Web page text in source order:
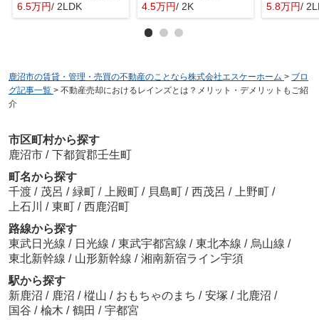
6.5万円/ 2LDK
4.5万円/ 2K
5.8万円/
鹿沼市の賃貸・管理・売買の不動産のことなら株式会社エスケーホーム > ブロ
グ記事一覧 > 不動産売却におけるレインズとは？メリット・デメリットもご紹
介
市区町村から探す
鹿沼市 / 下都賀郡壬生町
町名から探す
千渡 / 茂呂 / 緑町 / 上殿町 / 貝島町 / 西茂呂 / 上野町 /
上石川 / 東町 / 西鹿沼町
路線から探す
東武日光線 / 日光線 / 東武宇都宮線 / 東北本線 / 烏山線 /
東北新幹線 / 山形新幹線 / 湘南新宿ライン宇須
駅から探す
新鹿沼 / 鹿沼 / 樅山 / おもちゃのまち / 安塚 / 北鹿沼 /
国谷 / 楡木 / 鶴田 / 宇都宮